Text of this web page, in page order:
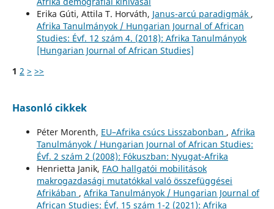
Erika Gúti, Attila T. Horváth, Janus-arcú paradigmák ,
Afrika Tanulmányok / Hungarian Journal of African
Studies: Évf. 12 szám 4. (2018): Afrika Tanulmányok
[Hungarian Journal of African Studies]
1 2 > >>
Hasonló cikkek
Péter Morenth, EU–Afrika csúcs Lisszabonban , Afrika
Tanulmányok / Hungarian Journal of African Studies:
Évf. 2 szám 2 (2008): Fókuszban: Nyugat-Afrika
Henrietta Janik, FAO hallgatói mobilitások
makrogazdasági mutatókkal való összefüggései
Afrikában , Afrika Tanulmányok / Hungarian Journal of
African Studies: Évf. 15 szám 1-2 (2021): Afrika